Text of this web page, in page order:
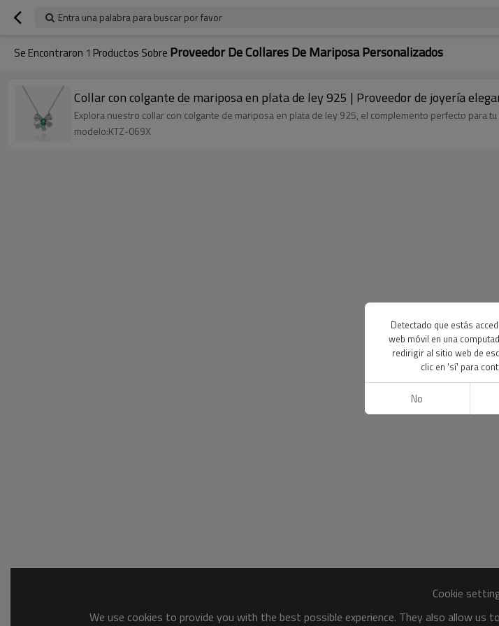
Entra una palabra para buscar por favor
Se Encontraron 1 Productos Sobre Proveedor De Collares De Mariposa Personalizados
Collar con colgante de mariposa en plata de ley 925 | Proveedor de joyería
Explora nuestro collar con colgante de mariposa en plata de ley 925, el complemento perfecto para tu
modelo:KTZ-069X
Cookie
We use cookies to provide you with the best possible experience. They also allow
Detectado que estás
web móvil en una
redirigir al sitio web de
clic en 'sí' para
No